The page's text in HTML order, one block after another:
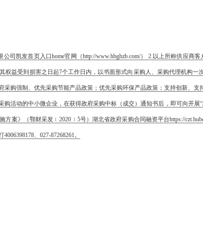
公司凯发首页入口home官网（http://www.hbghzb.com/） 2.以上所称供应
益受到损害之日起7个工作日内，以书面形式向采购人、采购代理机构
购强制、优先采购节能产品政策；优先采购环保产品政策；支持创新、
活动的中小微企业，在获得政府采购中标（成交）通知书后，即可向开
》（鄂财采发﹝2020﹞5号）湖北省政府采购合同融资平台https://
、027-87268261。